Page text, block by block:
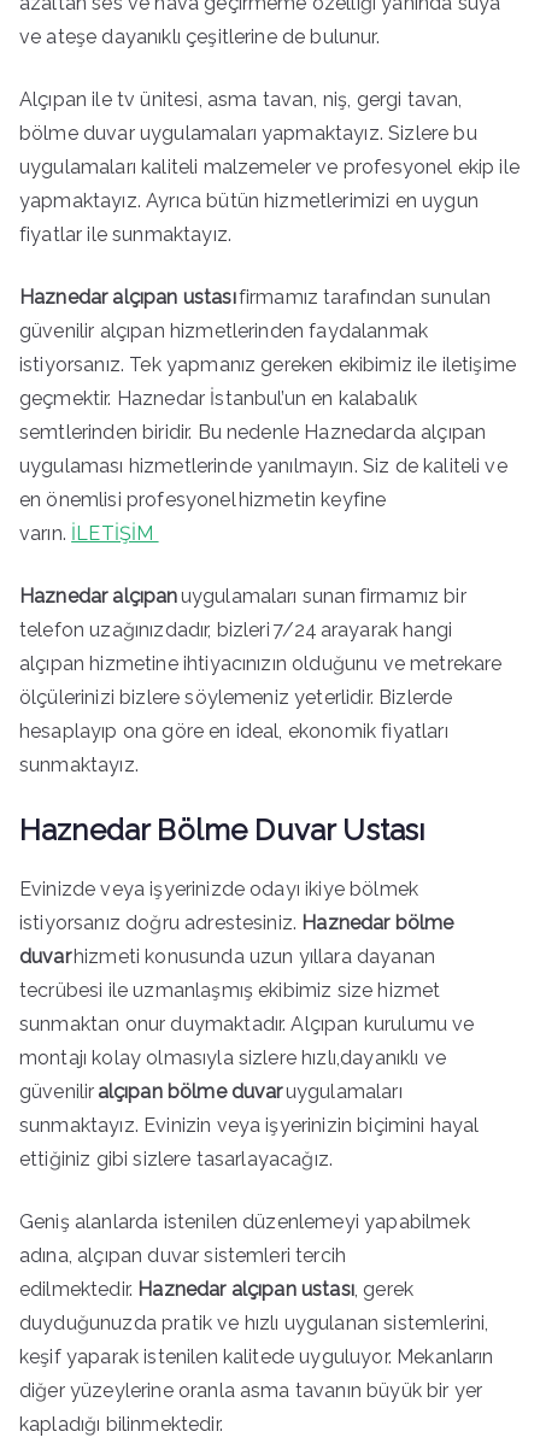
ve ateşe dayanıklı çeşitlerine de bulunur.
Alçıpan ile tv ünitesi, asma tavan, niş, gergi tavan,
bölme duvar uygulamaları yapmaktayız. Sizlere bu
uygulamaları kaliteli malzemeler ve profesyonel ekip ile
yapmaktayız. Ayrıca bütün hizmetlerimizi en uygun
fiyatlar ile sunmaktayız.
Haznedar alçıpan ustasıfirmamız tarafından sunulan
güvenilir alçıpan hizmetlerinden faydalanmak
istiyorsanız. Tek yapmanız gereken ekibimiz ile iletişime
geçmektir. Haznedar İstanbul’un en kalabalık
semtlerinden biridir. Bu nedenle Haznedarda alçıpan
uygulaması hizmetlerinde yanılmayın. Siz de kaliteli ve
en önemlisi profesyonel hizmetin keyfine
varın. İLETİŞİM
Haznedar alçıpanuygulamaları sunan firmamız bir
telefon uzağınızdadır, bizleri 7/24 arayarak hangi
alçıpan hizmetine ihtiyacınızın olduğunu ve metrekare
ölçülerinizi bizlere söylemeniz yeterlidir. Bizlerde
hesaplayıp ona göre en ideal, ekonomik fiyatları
sunmaktayız.
Haznedar Bölme Duvar Ustası
Evinizde veya işyerinizde odayı ikiye bölmek
istiyorsanız doğru adrestesiniz. Haznedar bölme
duvarhizmeti konusunda uzun yıllara dayanan
tecrübesi ile uzmanlaşmış ekibimiz size hizmet
sunmaktan onur duymaktadır. Alçıpan kurulumu ve
montajı kolay olmasıyla sizlere hızlı,dayanıklı ve
güvenilir alçıpan bölme duvaruygulamaları
sunmaktayız. Evinizin veya işyerinizin biçimini hayal
ettiğiniz gibi sizlere tasarlayacağız.
Geniş alanlarda istenilen düzenlemeyi yapabilmek
adına, alçıpan duvar sistemleri tercih
edilmektedir. Haznedar alçıpan ustası, gerek
duyduğunuzda pratik ve hızlı uygulanan sistemlerini,
keşif yaparak istenilen kalitede uyguluyor. Mekanların
diğer yüzeylerine oranla asma tavanın büyük bir yer
kapladığı bilinmektedir.